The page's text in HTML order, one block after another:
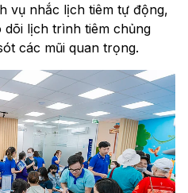
vụ nhắc lịch tiêm tự động,
dõi lịch trình tiêm chủng
các mũi quan trọng.